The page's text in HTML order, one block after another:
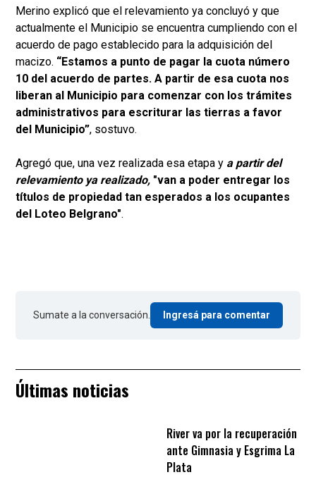
Merino explicó que el relevamiento ya concluyó y que
actualmente el Municipio se encuentra cumpliendo con el
acuerdo de pago establecido para la adquisición del
macizo. “Estamos a punto de pagar la cuota número
10 del acuerdo de partes. A partir de esa cuota nos
liberan al Municipio para comenzar con los trámites
administrativos para escriturar las tierras a favor
del Municipio”, sostuvo.
Agregó que, una vez realizada esa etapa y a partir del
relevamiento ya realizado, "van a poder entregar los
títulos de propiedad tan esperados a los ocupantes
del Loteo Belgrano".
Sumate a la conversación. Ingresá para comentar
Últimas noticias
River va por la recuperación
ante Gimnasia y Esgrima La
Plata